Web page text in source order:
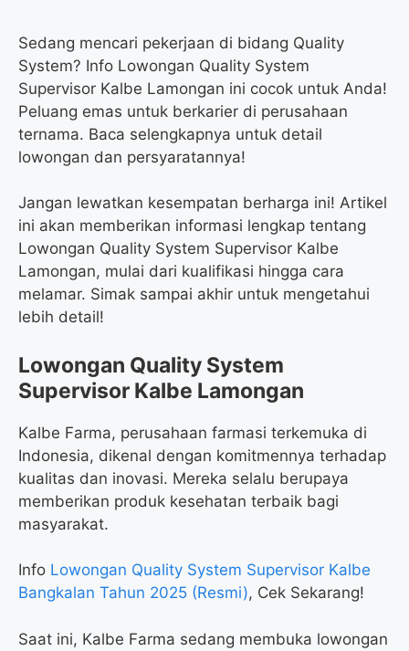
Sedang mencari pekerjaan di bidang Quality
System? Info Lowongan Quality System
Supervisor Kalbe Lamongan ini cocok untuk Anda!
Peluang emas untuk berkarier di perusahaan
ternama. Baca selengkapnya untuk detail
lowongan dan persyaratannya!
Jangan lewatkan kesempatan berharga ini! Artikel
ini akan memberikan informasi lengkap tentang
Lowongan Quality System Supervisor Kalbe
Lamongan, mulai dari kualifikasi hingga cara
melamar. Simak sampai akhir untuk mengetahui
lebih detail!
Lowongan Quality System
Supervisor Kalbe Lamongan
Kalbe Farma, perusahaan farmasi terkemuka di
Indonesia, dikenal dengan komitmennya terhadap
kualitas dan inovasi. Mereka selalu berupaya
memberikan produk kesehatan terbaik bagi
masyarakat.
Info Lowongan Quality System Supervisor Kalbe
Bangkalan Tahun 2025 (Resmi), Cek Sekarang!
Saat ini, Kalbe Farma sedang membuka lowongan